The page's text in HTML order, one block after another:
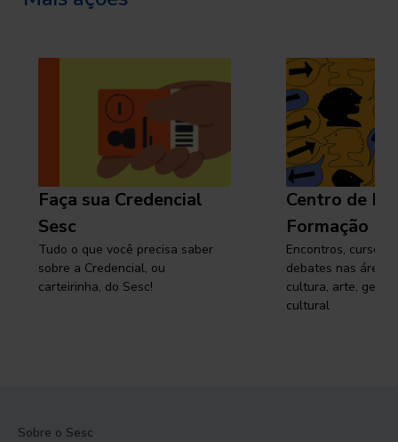
Faça sua Credencial
Sesc
Tudo o que você precisa saber
sobre a Credencial, ou
carteirinha, do Sesc!
Centro de
Formação
Encontros, cursos,
debates nas áreas
cultura, arte,
cultural
Sobre o Sesc